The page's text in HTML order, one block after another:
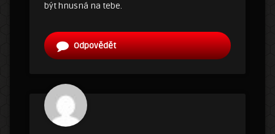
být hnusná na tebe.
Odpovědět